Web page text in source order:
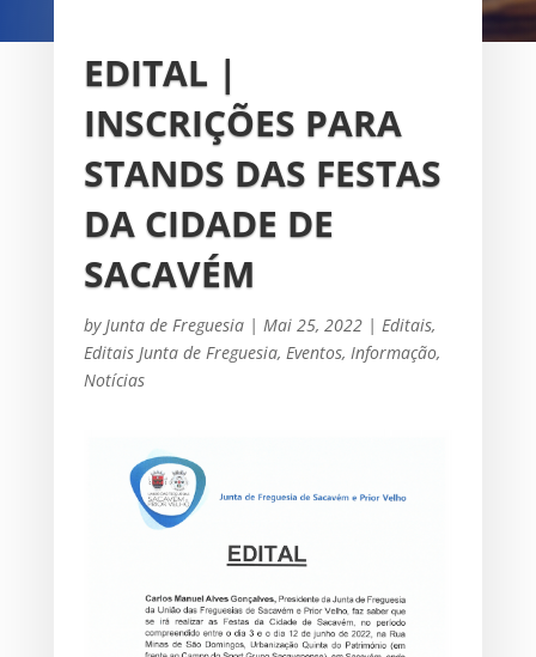
EDITAL |
INSCRIÇÕES PARA
STANDS DAS FESTAS
DA CIDADE DE
SACAVÉM
by Junta de Freguesia| Mai 25, 2022| Editais,
Editais Junta de Freguesia, Eventos, Informação,
Notícias